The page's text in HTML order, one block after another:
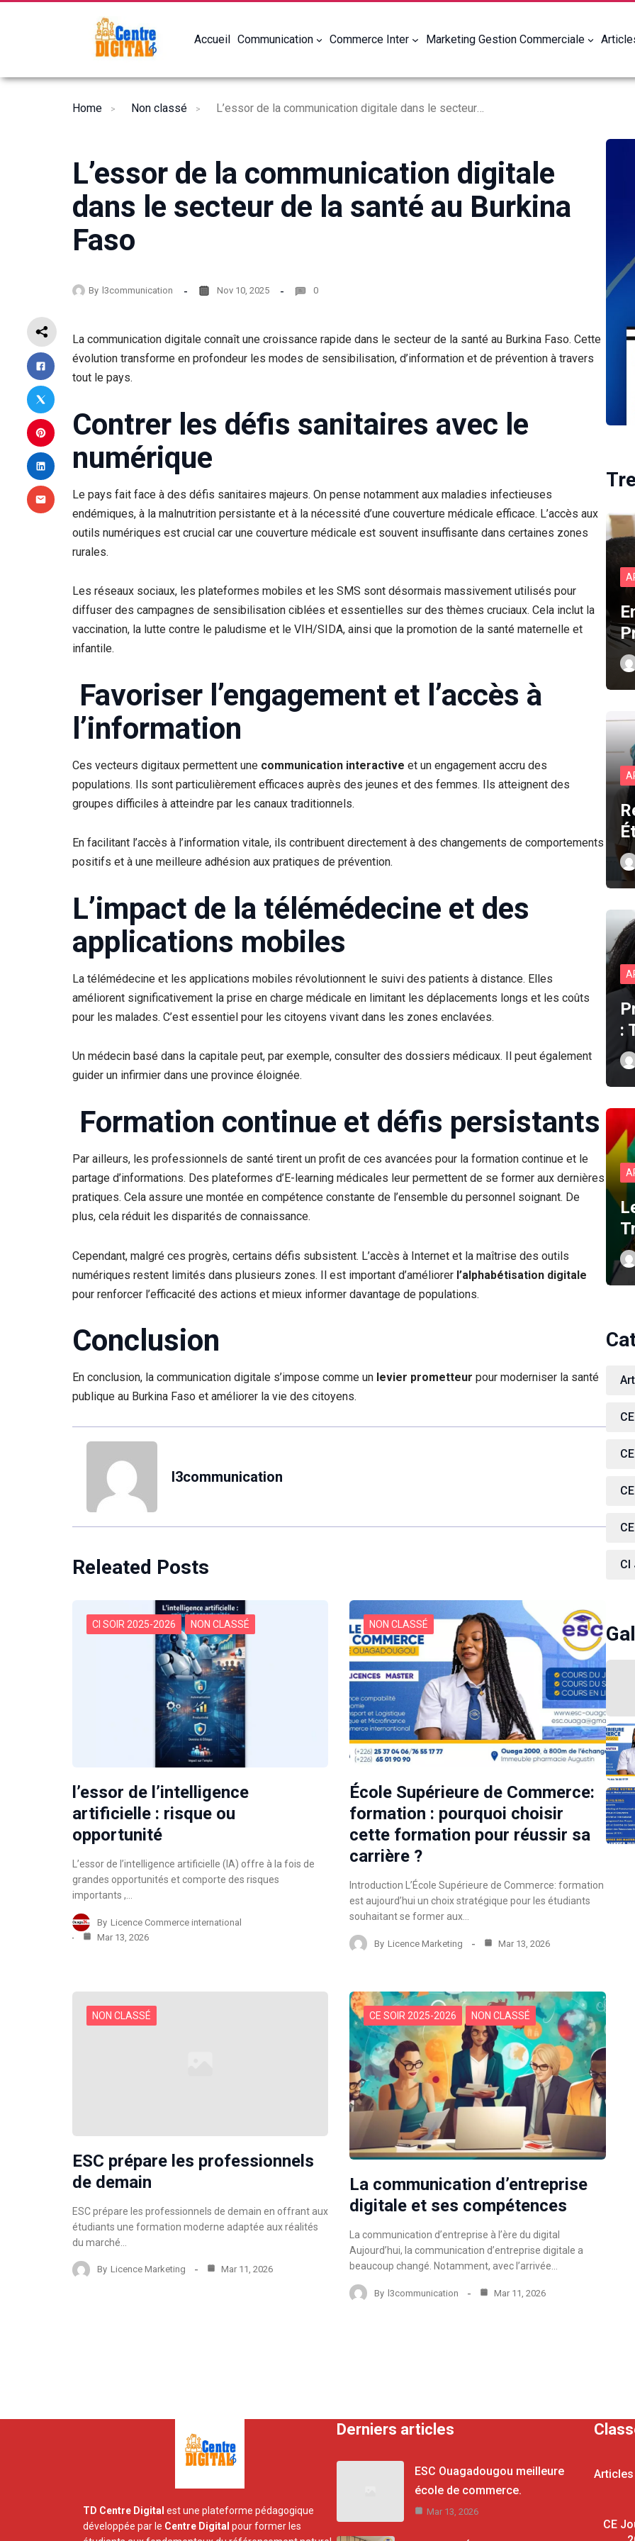
Accueil Communication Commerce Inter Marketing Gestion Commerciale
Home Non classé
L’essor de la communication digitale
dans le secteur de la santé au Burkina
Faso
By l3communication Nov 10, 2025 0
La communication digitale connaît une croissance rapide dans le secteur de la santé au Burkina Faso. Cette
évolution transforme en profondeur les modes de sensibilisation, d’information et de prévention à travers
tout le pays.
​Contrer les défis sanitaires avec le
numérique
​Le pays fait face à des défis sanitaires majeurs. On pense notamment aux maladies infectieuses
endémiques, à la malnutrition persistante et à la nécessité d’une couverture médicale efficace. L’accès aux
outils numériques est crucial car une couverture médicale est souvent insuffisante dans certaines zones
rurales.
​Les réseaux sociaux, les plateformes mobiles et les SMS sont désormais massivement utilisés pour
diffuser des campagnes de sensibilisation ciblées et essentielles sur des thèmes cruciaux. Cela inclut la
vaccination, la lutte contre le paludisme et le VIH/SIDA, ainsi que la promotion de la santé maternelle et
infantile.
​ Favoriser l’engagement et l’accès à
l’information
​Ces vecteurs digitaux permettent une communication interactive et un engagement accru des
populations. Ils sont particulièrement efficaces auprès des jeunes et des femmes. Ils atteignent des
groupes difficiles à atteindre par les canaux traditionnels.
​En facilitant l’accès à l’information vitale, ils contribuent directement à des changements de comportements
positifs et à une meilleure adhésion aux pratiques de prévention.
​L’impact de la télémédecine et des
applications mobiles
​La télémédecine et les applications mobiles révolutionnent le suivi des patients à distance. Elles
améliorent significativement la prise en charge médicale en limitant les déplacements longs et les coûts
pour les malades. C’est essentiel pour les citoyens vivant dans les zones enclavées.
​Un médecin basé dans la capitale peut, par exemple, consulter des dossiers médicaux. Il peut également
guider un infirmier dans une province éloignée.
​ Formation continue et défis persistants
​Par ailleurs, les professionnels de santé tirent un profit de ces avancées pour la formation continue et le
partage d’informations. Des plateformes d’E-learning médicales leur permettent de se former aux dernières
pratiques. Cela assure une montée en compétence constante de l’ensemble du personnel soignant. De
plus, cela réduit les disparités de connaissance.
​Cependant, malgré ces progrès, certains défis subsistent. L’accès à Internet et la maîtrise des outils
numériques restent limités dans plusieurs zones. Il est important d’améliorer l’alphabétisation digitale
pour renforcer l’efficacité des actions et mieux informer davantage de populations.
​Conclusion
​En conclusion, la communication digitale s’impose comme un levier prometteur pour moderniser la santé
publique au Burkina Faso et améliorer la vie des citoyens.
l3communication
Releated Posts
CI SOIR 2025-2026 NON CLASSÉ
l’essor de l’intelligence
artificielle : risque ou
opportunité
L’essor de l’intelligence artificielle (IA) offre à la fois de
grandes opportunités et comporte des risques
importants ,…
By Licence Commerce international
Mar 13, 2026
NON CLASSÉ
École Supérieure de Commerce:
formation : pourquoi choisir
cette formation pour réussir sa
carrière ?
Introduction L’École Supérieure de Commerce: formation
est aujourd’hui un choix stratégique pour les étudiants
souhaitant se former aux…
By Licence Marketing Mar 13, 2026
NON CLASSÉ
ESC prépare les professionnels
de demain
ESC prépare les professionnels de demain en offrant aux
étudiants une formation moderne adaptée aux réalités
du marché…
By Licence Marketing Mar 11, 2026
CE SOIR 2025-2026 NON CLASSÉ
La communication d’entreprise
digitale et ses compétences
La communication d’entreprise à l’ère du digital
Aujourd’hui, la communication d’entreprise digitale a
beaucoup changé. Notamment, avec l’arrivée…
By l3communication Mar 11, 2026
:
CI
TD Centre Digital est une plateforme pédagogique
développée par le Centre Digital pour former les
Derniers articles
ESC Ouagadougou meilleure
école de commerce.
Mar 13, 2026
CE